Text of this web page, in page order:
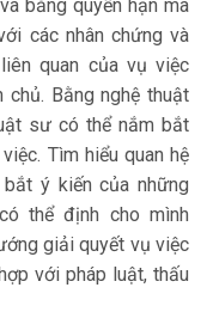
bằng quyền hạn mà
các nhân chứng và
quan của vụ việc
Bằng nghệ thuật
sư có thể nắm bắt
Tìm hiểu quan hệ
ý kiến của những
thể định cho mình
giải quyết vụ việc
với pháp luật, thấu